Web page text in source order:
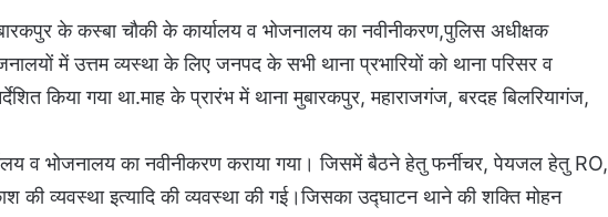
के कस्बा चौकी के कार्यालय व भोजनालय का नवीनीकरण,पुलिस अधीक्षक
में उत्तम व्यस्था के लिए जनपद के सभी थाना प्रभारियों को थाना परिसर व
किया गया था.माह के प्रारंभ में थाना मुबारकपुर, महाराजगंज, बरदह बिलरियागंज,
व भोजनालय का नवीनीकरण कराया गया। जिसमें बैठने हेतु फर्नीचर, पेयजल हेतु RO,
की व्यवस्था इत्यादि की व्यवस्था की गई।जिसका उद्घाटन थाने की शक्ति मोहन